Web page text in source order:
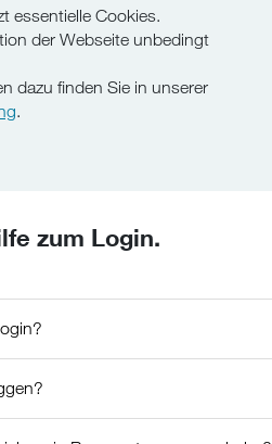
essentielle Cookies.
der Webseite unbedingt
dazu finden Sie in unserer
.
zum Login.